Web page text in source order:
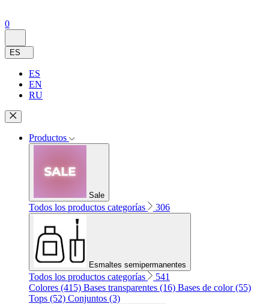
0
ES
ES
EN
RU
Productos
Sale
Todos los productos categorías 306
Esmaltes semipermanentes
Todos los productos categorías
541
Colores (415) Bases transparentes (16) Bases de color (55)
Tops (52) Conjuntos (3)